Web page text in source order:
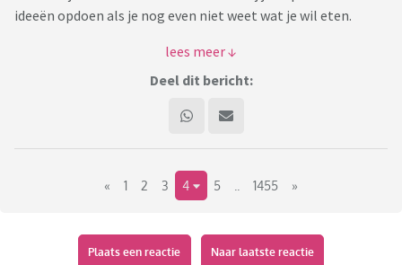
ideeën opdoen als je nog even niet weet wat je wil eten.
Na deel 1 door Dolfje (waarvoor dank!!!) is het tijd voor de 2e
gang ... smakelijke voortzetting!
Deel dit bericht:
« 1 2 3 4 5 1455 »
Plaats een reactie Naar laatste reactie